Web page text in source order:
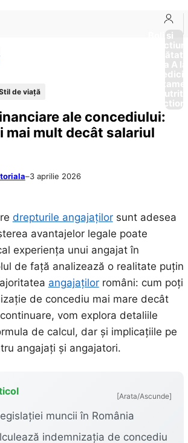
Boli si
Afectiuni
Sănătate
de la A
de viaţă
ale concediului:
mai mult decât salariul
–3 aprilie 2026
drepturile angajațilorsunt adesea
avantajelor legale poate
experiența unui angajat în
de față analizează o realitate puțin
angajațilorromâni: cum poți
de concediu mai mare decât
vom explora detaliile
de calcul, dar și implicațiile pe
angajați și angajatori.
[Arata/Ascunde]
muncii în România
indemnizația de concediu